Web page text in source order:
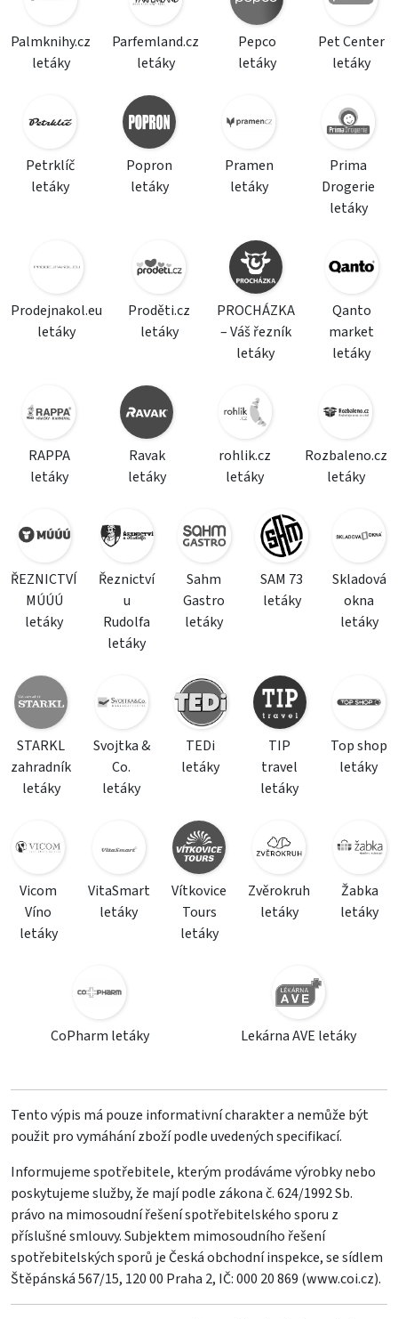
Palmknihy.cz
letáky
Parfemland.cz
letáky
Pepco
letáky
Pet Center
letáky
Petrklíč
letáky
Popron
letáky
Pramen
letáky
Prima
Drogerie
letáky
Prodejnakol.eu
letáky
Proděti.cz
letáky
PROCHÁZKA
– Váš řezník
letáky
Qanto
market
letáky
RAPPA
letáky
Ravak
letáky
rohlik.cz
letáky
Rozbaleno.cz
letáky
ŘEZNICTVÍ
MÚÚÚ
letáky
Řeznictví
u
Rudolfa
letáky
Sahm
Gastro
letáky
SAM 73
letáky
Skladová
okna
letáky
STARKL
zahradník
letáky
Svojtka &
Co.
letáky
TEDi
letáky
TIP
travel
letáky
Top shop
letáky
Vicom
Víno
letáky
VitaSmart
letáky
Vítkovice
Tours
letáky
Zvěrokruh
letáky
Žabka
letáky
CoPharm letáky Lekárna AVE letáky
Tento výpis má pouze informativní charakter a nemůže být
použit pro vymáhání zboží podle uvedených specifikací.
Informujeme spotřebitele, kterým prodáváme výrobky nebo
poskytujeme služby, že mají podle zákona č. 624/1992 Sb.
právo na mimosoudní řešení spotřebitelského sporu z
příslušné smlouvy. Subjektem mimosoudního řešení
spotřebitelských sporů je Česká obchodní inspekce, se sídlem
Štěpánská 567/15, 120 00 Praha 2, IČ: 000 20 869 (www.coi.cz).